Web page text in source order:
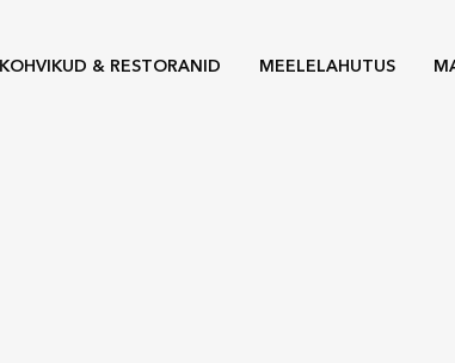
KOHVIKUD & RESTORANID MEELELAHUTUS